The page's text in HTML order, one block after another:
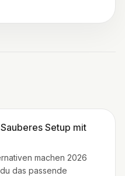
Setup mit
machen 2026
das passende